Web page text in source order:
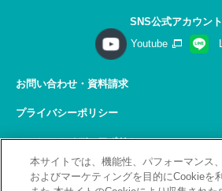
SNS公式アカウント
Youtube
お問い合わせ・資料請求
プライバシーポリシー
ソーシャルメディアポリシー
サイトの利用について
本サイトでは、機能性、パフォーマンス
およびマーケティングを目的にCookieを